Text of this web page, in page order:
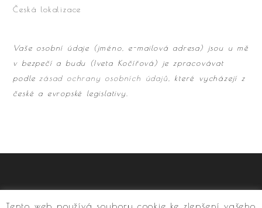
Česká lokalizace
Vaše osobní údaje (jméno, e-mailová adresa) jsou u mě
v bezpečí a budu (Iveta Kočířová) je zpracovávat
podle zásad ochrany osobních údajů , které vycházejí z
české a evropské legislativy.